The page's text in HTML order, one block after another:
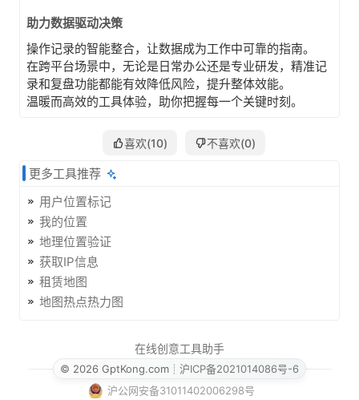
助力数据驱动决策
操作记录的智能整合，让数据成为工作中可靠的指南。
在跨平台场景中，无论是日常办公还是专业研发，精准记
录和复盘功能都能有效降低风险，提升整体效能。
温暖而高效的工具体验，助你把握每一个关键时刻。
喜欢(10) 不喜欢(0)
更多工具推荐
用户位置标记
我的位置
地理位置验证
获取IP信息
租赁地图
地图热点热力图
在线创意工具助手
© 2026 GptKong.com ┊ 沪ICP备2021014086号-6
沪公网安备31011402006298号